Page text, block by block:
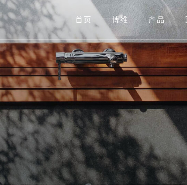
首页 博维 产品